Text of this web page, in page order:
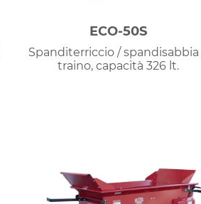
ECO-50S
Spanditerriccio / spandisabbia
traino, capacità 326 lt.